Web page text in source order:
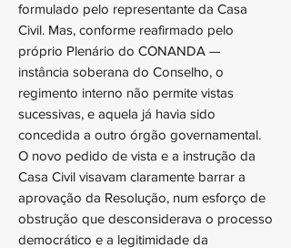
formulado pelo representante da Casa
Civil. Mas, conforme reafirmado pelo
próprio Plenário do CONANDA —
instância soberana do Conselho, o
regimento interno não permite vistas
sucessivas, e aquela já havia sido
concedida a outro órgão governamental.
O novo pedido de vista e a instrução da
Casa Civil visavam claramente barrar a
aprovação da Resolução, num esforço de
obstrução que desconsiderava o processo
democrático e a legitimidade da